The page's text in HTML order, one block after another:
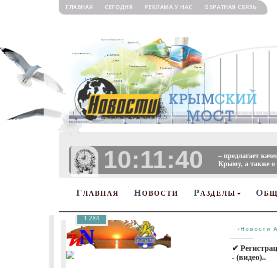
ГЛАВНАЯ СЕГОДНЯ РЕКЛАМА У НАС ОБРАТНАЯ СВЯЗЬ
10:11:42
– предлагает
Крыму, а также о
ГЛАВНАЯ НОВОСТИ Р АЗДЕЛЫ О
« Новости
✔
- (видео)..
1 284